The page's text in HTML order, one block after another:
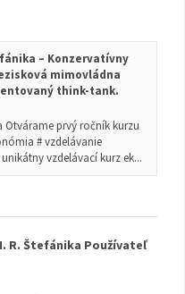
– Konzervatívny
mimovládna
think-tank.
Otvárame prvý ročník kurzu
# vzdelávanie
vzdelávací kurz ek...
R. Štefánika Používateľ